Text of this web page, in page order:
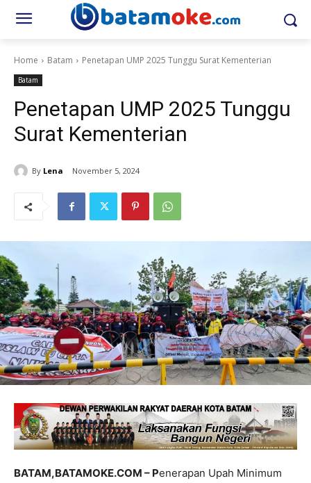
Home Batam Penetapan UMP 2025 Tunggu Surat Kementerian
Batam
Penetapan UMP 2025 Tunggu
Surat Kementerian
By Lena November 5, 2024
BATAM,BATAMOKE.COM – Penerapan Upah Minimum